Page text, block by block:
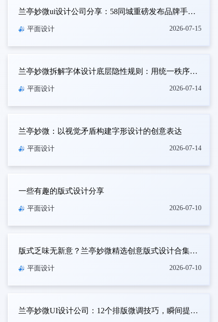
兰亭妙微ui设计公司分享：58同城重磅发布品牌手册！
平面设计 2026-07-15
兰亭妙微拆解字体设计底层隐性规则：用统一秩序打造概念化创意字形
平面设计 2026-07-14
兰亭妙微：以视觉矛盾构建字形设计的创意表达
平面设计 2026-07-14
一些有趣的版式设计分享
平面设计 2026-07-10
版式乏味无新意？兰亭妙微精选创意版式设计合集｜设计灵感专栏
平面设计 2026-07-10
兰亭妙微UI设计公司：12个排版微调技巧，瞬间提高两倍设计感！